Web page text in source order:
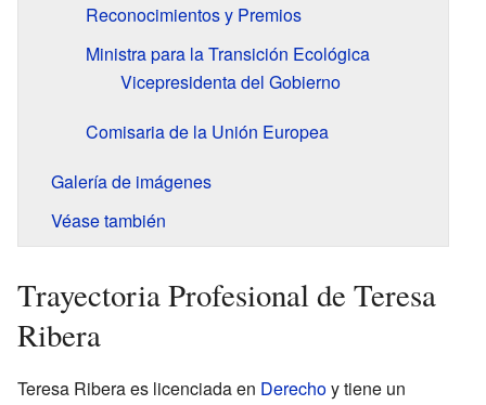
Reconocimientos y Premios
Ministra para la Transición Ecológica
Vicepresidenta del Gobierno
Comisaria de la Unión Europea
Galería de imágenes
Véase también
Trayectoria Profesional de Teresa
Ribera
Teresa Ribera es licenciada en Derechoy tiene un